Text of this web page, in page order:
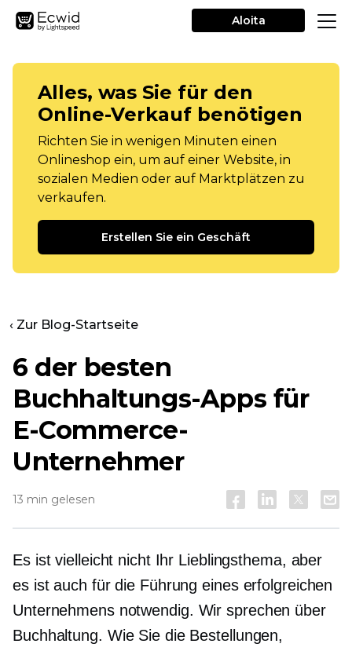
Aloita
Alles, was Sie für den
Online-Verkauf benötigen
Richten Sie in wenigen Minuten einen
Onlineshop ein, um auf einer Website, in
sozialen Medien oder auf Marktplätzen zu
verkaufen.
Erstellen Sie ein Geschäft
‹ Zur Blog-Startseite
6 der besten
Buchhaltungs-Apps für
E-Commerce-
Unternehmer
13 min gelesen
Es ist vielleicht nicht Ihr Lieblingsthema, aber
es ist auch für die Führung eines erfolgreichen
Unternehmens notwendig. Wir sprechen über
Buchhaltung. Wie Sie die Bestellungen,